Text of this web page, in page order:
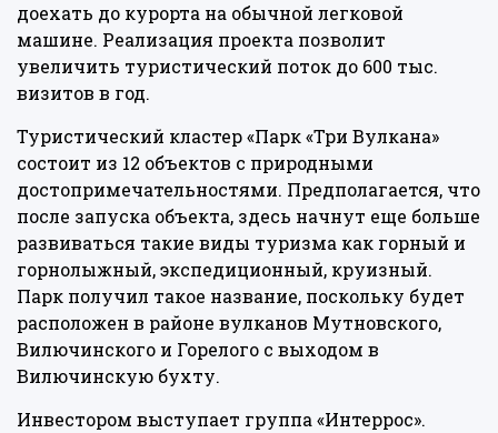
доехать до курорта на обычной легковой
машине. Реализация проекта позволит
увеличить туристический поток до 600 тыс.
визитов в год.
Туристический кластер «Парк «Три Вулкана»
состоит из 12 объектов с природными
достопримечательностями. Предполагается, что
после запуска объекта, здесь начнут еще больше
развиваться такие виды туризма как горный и
горнолыжный, экспедиционный, круизный.
Парк получил такое название, поскольку будет
расположен в районе вулканов Мутновского,
Вилючинского и Горелого с выходом в
Вилючинскую бухту.
Инвестором выступает группа «Интеррос».